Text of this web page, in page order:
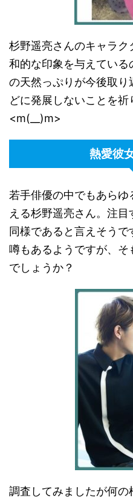
杉野遥亮さんのキャラ
和的な印象を与えている
の天然っぷりが今後取
どに発展しないことを
<m(__)m>
熱愛彼
若手俳優の中でもあら
える杉野遥亮さん。注
同様であると言えそうで
噂もあるようですが、
でしょうか？
調査してみましたが何